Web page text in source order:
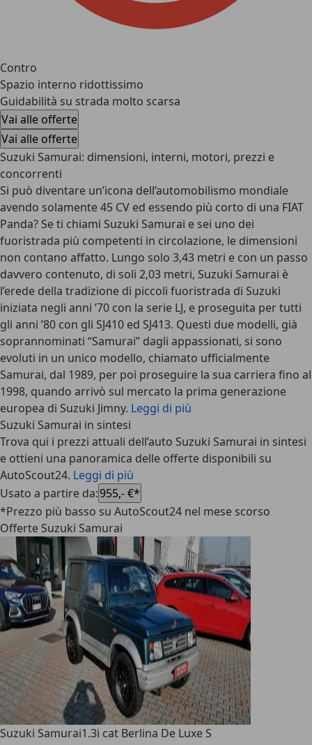
Contro
Spazio interno ridottissimo
Guidabilità su strada molto scarsa
Vai alle offerte
Vai alle offerte
Suzuki Samurai: dimensioni, interni, motori, prezzi e
concorrenti
Si può diventare un’icona dell’automobilismo mondiale
avendo solamente 45 CV ed essendo più corto di una FIAT
Panda? Se ti chiami Suzuki Samurai e sei uno dei
fuoristrada più competenti in circolazione, le dimensioni
non contano affatto. Lungo solo 3,43 metri e con un passo
davvero contenuto, di soli 2,03 metri, Suzuki Samurai è
l’erede della tradizione di piccoli fuoristrada di Suzuki
iniziata negli anni ’70 con la serie LJ, e proseguita per tutti
gli anni ’80 con gli SJ410 ed SJ413. Questi due modelli, già
soprannominati “Samurai” dagli appassionati, si sono
evoluti in un unico modello, chiamato ufficialmente
Samurai, dal 1989, per poi proseguire la sua carriera fino al
1998, quando arrivò sul mercato la prima generazione
europea di Suzuki Jimny. Leggi di più
Suzuki Samurai in sintesi
Trova qui i prezzi attuali dell’auto Suzuki Samurai in sintesi
e ottieni una panoramica delle offerte disponibili su
AutoScout24. Leggi di più
Usato a partire da:955,- €*
*Prezzo più basso su AutoScout24 nel mese scorso
Offerte Suzuki Samurai
Suzuki Samurai1.3i cat Berlina De Luxe S